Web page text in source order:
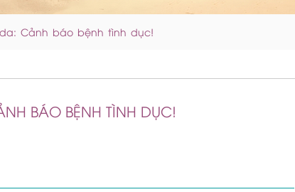
Cảnh báo bệnh tình dục!
BÁO BỆNH TÌNH DỤC!